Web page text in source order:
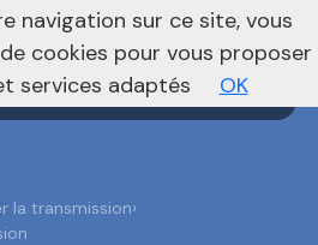
AgendaAnnoncesActualités
la transmission›
navigation sur ce site, vous
cookies pour vous proposer
services adaptés
OK